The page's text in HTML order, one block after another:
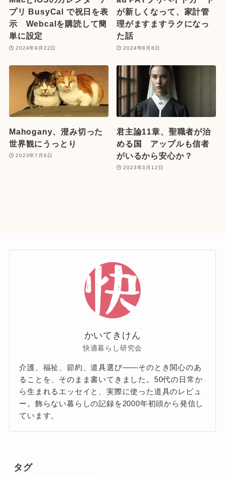
プリ BusyCal で祝日を表
示 Webcalを購読して簡
単に設定
2024年9月22日
が新しくなって、家計管
理がますますラクになっ
た話
2024年8月8日
Mahogany、澄み切った
世界観にうっとり
2023年7月6日
君主論11章、聖職者が治
める国 アップルも信者
がいるから安心か？
2023年3月12日
かいてきけん
快適暮らし研究会
介護、福祉、節約、道具選び——そのとき関心のあ
ることを、そのまま書いてきました。50代の日常か
ら生まれるエッセイと、実際に使った道具のレビュ
ー。飾らない暮らしの記録を2000年初頭から発信し
ています。
タグ